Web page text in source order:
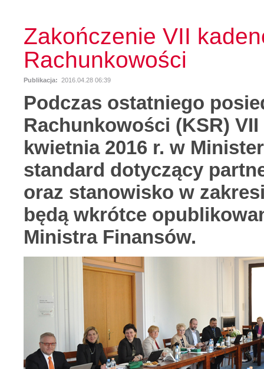
Zakończenie VII
Rachunkowości
Publikacja: 2016.04.28 06:39
Podczas ostatniego
Rachunkowości (KSR)
kwietnia 2016 r. w
standard dotyczący
oraz stanowisko w
będą wkrótce
Ministra Finansów.